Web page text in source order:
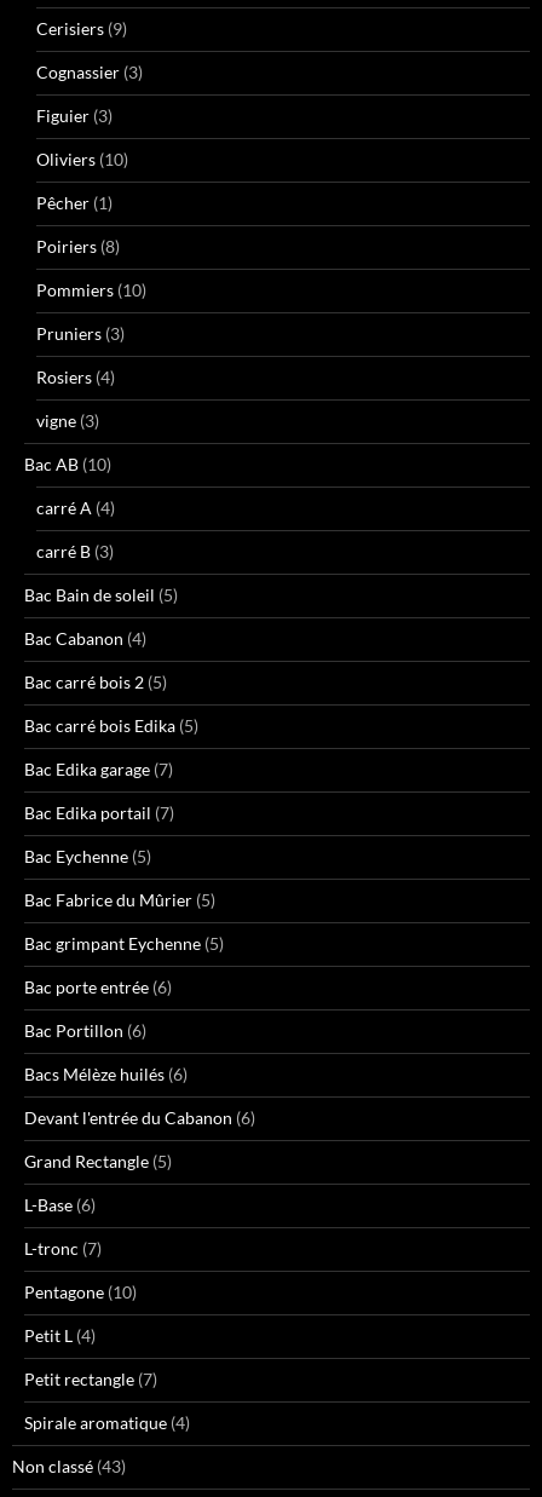
Cerisiers (9)
Cognassier (3)
Figuier (3)
Oliviers (10)
Pêcher (1)
Poiriers (8)
Pommiers (10)
Pruniers (3)
Rosiers (4)
vigne (3)
Bac AB (10)
carré A (4)
carré B (3)
Bac Bain de soleil (5)
Bac Cabanon (4)
Bac carré bois 2 (5)
Bac carré bois Edika (5)
Bac Edika garage (7)
Bac Edika portail (7)
Bac Eychenne (5)
Bac Fabrice du Mûrier (5)
Bac grimpant Eychenne (5)
Bac porte entrée (6)
Bac Portillon (6)
Bacs Mélèze huilés (6)
Devant l'entrée du Cabanon (6)
Grand Rectangle (5)
L-Base (6)
L-tronc (7)
Pentagone (10)
Petit L (4)
Petit rectangle (7)
Spirale aromatique (4)
Non classé (43)